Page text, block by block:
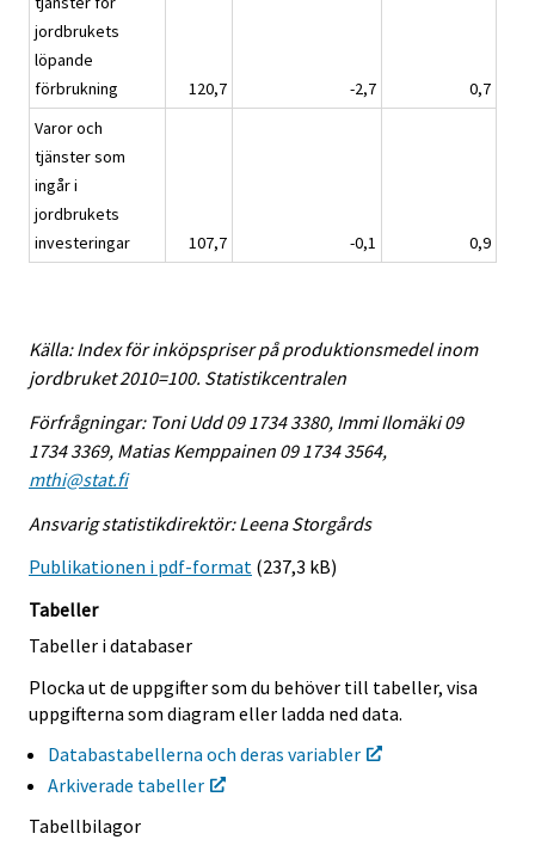
jordbrukets
löpande
förbrukning
120,7 -2,7
0,7
Varor och
tjänster som
ingår i
jordbrukets
investeringar
107,7 -0,1 0,9
Källa: Index för inköpspriser på produktionsmedel inom
jordbruket 2010=100. Statistikcentralen
Förfrågningar: Toni Udd 09 1734 3380, Immi Ilomäki 09
1734 3369, Matias Kemppainen 09 1734 3564,
mthi@stat.fi
Ansvarig statistikdirektör: Leena Storgårds
Publikationen i pdf-format (237,3 kB)
Tabeller
Tabeller i databaser
Plocka ut de uppgifter som du behöver till tabeller, visa
uppgifterna som diagram eller ladda ned data.
Databastabellerna och deras variabler
Arkiverade tabeller
Tabellbilagor